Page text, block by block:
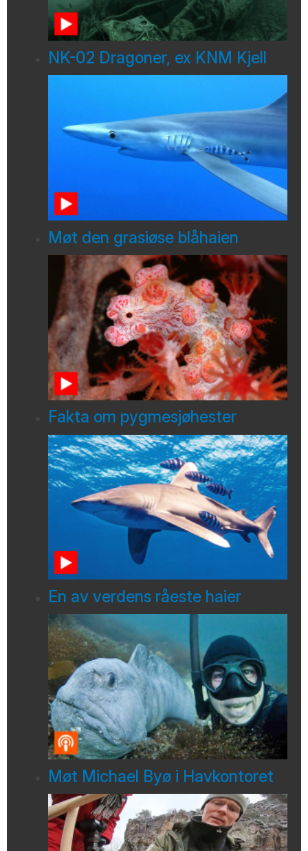
NK-02 Dragoner, ex KNM Kjell
Møt den grasiøse blåhaien
Fakta om pygmesjøhester
En av verdens råeste haier
Møt Michael Byø i Havkontoret